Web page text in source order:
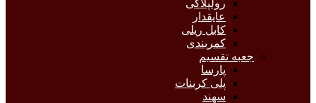
رولپلاکی
عایقدار
کابل ریلی
کمربندی
جعبه تقسیم
پارسا
پلی کربنات
سهند